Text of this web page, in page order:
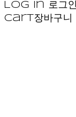
Log In 로그인
Cart장바구니